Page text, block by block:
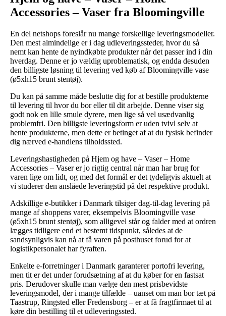
Accessories – Vaser fra Bloomingville
En del netshops foreslår nu mange forskellige leveringsmodeller.
Den mest almindelige er i dag udleveringssteder, hvor du så
nemt kan hente de nyindkøbte produkter når det passer ind i din
hverdag. Denne er jo vældig uproblematisk, og endda desuden
den billigste løsning til levering ved køb af Bloomingville vase
(ø5xh15 brunt stentøj).
Du kan på samme måde beslutte dig for at bestille produkterne
til levering til hvor du bor eller til dit arbejde. Denne viser sig
godt nok en lille smule dyrere, men lige så vel usædvanlig
problemfri. Den billigste leveringsform er uden tvivl selv at
hente produkterne, men dette er betinget af at du fysisk befinder
dig nærved e-handlens tilholdssted.
Leveringshastigheden på Hjem og have – Vaser – Home
Accessories – Vaser er jo rigtig central når man har brug for
varen lige om lidt, og med det formål er det tydeligvis aktuelt at
vi studerer den anslåede leveringstid på det respektive produkt.
Adskillige e-butikker i Danmark tilsiger dag-til-dag levering på
mange af shoppens varer, eksempelvis Bloomingville vase
(ø5xh15 brunt stentøj), som alligevel står og falder med at ordren
lægges tidligere end et bestemt tidspunkt, således at de
sandsynligvis kan nå at få varen på posthuset forud for at
logistikpersonalet har fyraften.
Enkelte e-forretninger i Danmark garanterer portofri levering,
men tit er det under forudsætning af at du køber for en fastsat
pris. Derudover skulle man vælge den mest prisbevidste
leveringsmodel, der i mange tilfælde – uanset om man bor tæt på
Taastrup, Ringsted eller Fredensborg – er at få fragtfirmaet til at
køre din bestilling til et udleveringssted.